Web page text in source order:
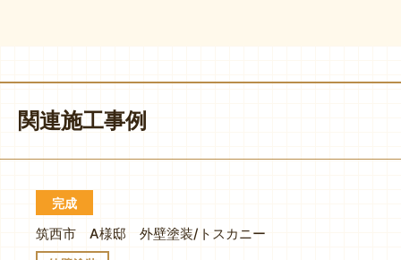
関連施工事例
完成
筑西市 A様邸 外壁塗装/トスカニー